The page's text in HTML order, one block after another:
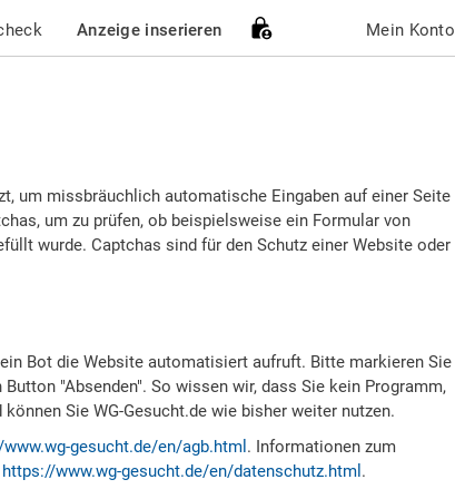
Anzeige inserieren Mein Konto
um missbräuchlich automatische Eingaben auf einer Seite
um zu prüfen, ob beispielsweise ein Formular von
wurde. Captchas sind für den Schutz einer Website oder
Bot die Website automatisiert aufruft. Bitte markieren Sie
"Absenden". So wissen wir, dass Sie kein Programm,
Sie WG-Gesucht.de wie bisher weiter nutzen.
gesucht.de/en/agb.html . Informationen zum
https://www.wg-gesucht.de/en/datenschutz.html .